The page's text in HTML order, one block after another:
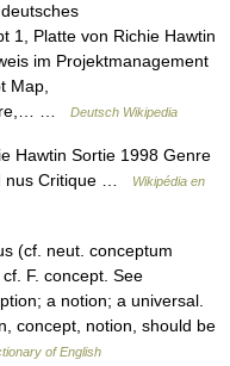
1, Platte von Richie Hawtin
im Projektmanagement
Map,
…
Deutsch Wikipedia
Hawtin Sortie 1998 Genre
nus Critique …
Wikipédia en
(cf. neut. conceptum
F. concept. See
a notion; a universal.
concept, notion, should be
of English